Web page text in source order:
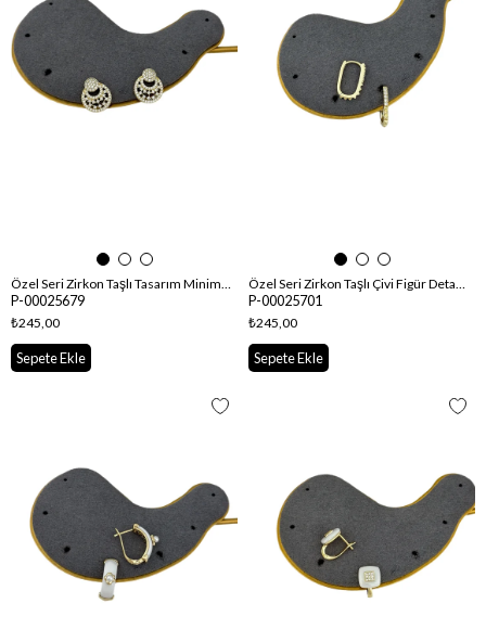
Özel Seri Zirkon Taşlı Tasarım Minimal Küpe
P-00025679
₺245,00
Sepete Ekle
Özel Seri Zirkon Taşlı Çivi Figür Detay Oval Halka Küpe
P-00025701
₺245,00
Sepete Ekle